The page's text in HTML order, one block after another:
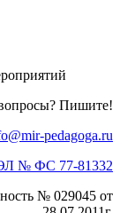
Пишите!
pedagoga.ru
№ ФС 77-81332
№ 029045 от